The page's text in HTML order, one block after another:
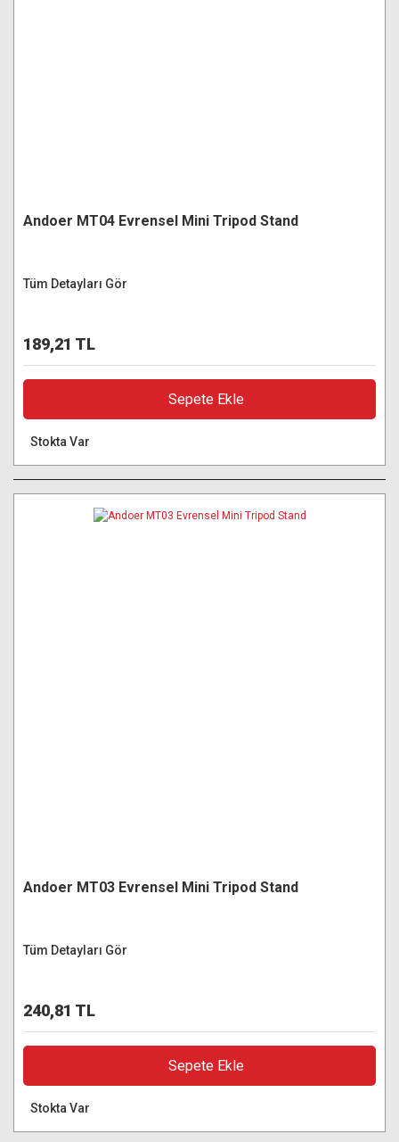
Andoer MT04 Evrensel Mini Tripod Stand
Tüm Detayları Gör
189,21 TL
Sepete Ekle
Stokta Var
Andoer MT03 Evrensel Mini Tripod Stand
Tüm Detayları Gör
240,81 TL
Sepete Ekle
Stokta Var